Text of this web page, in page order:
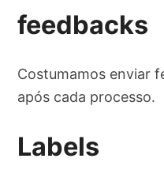
feedbacks
Costumamos enviar
após cada processo.
Labels